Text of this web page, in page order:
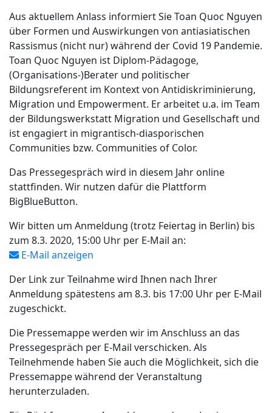
Aus aktuellem Anlass informiert Sie Toan Quoc Nguyen
über Formen und Auswirkungen von antiasiatischen
Rassismus (nicht nur) während der Covid 19 Pandemie.
Toan Quoc Nguyen ist Diplom-Pädagoge,
(Organisations-)Berater und politischer
Bildungsreferent im Kontext von Antidiskriminierung,
Migration und Empowerment. Er arbeitet u.a. im Team
der Bildungswerkstatt Migration und Gesellschaft und
ist engagiert in migrantisch-diasporischen
Communities bzw. Communities of Color.
Das Pressegespräch wird in diesem Jahr online
stattfinden. Wir nutzen dafür die Plattform
BigBlueButton.
Wir bitten um Anmeldung (trotz Feiertag in Berlin) bis
zum 8.3. 2020, 15:00 Uhr per E-Mail an:
E-Mail anzeigen
Der Link zur Teilnahme wird Ihnen nach Ihrer
Anmeldung spätestens am 8.3. bis 17:00 Uhr per E-Mail
zugeschickt.
Die Pressemappe werden wir im Anschluss an das
Pressegespräch per E-Mail verschicken. Als
Teilnehmende haben Sie auch die Möglichkeit, sich die
Pressemappe während der Veranstaltung
herunterzuladen.